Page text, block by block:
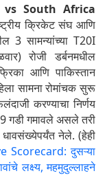
South Africa
क्रिकेट संघ आणि
3 सामन्यांच्या T20I
रोजी डर्बनमधील
आणि पाकिस्तान
सामना रोमांचक सुरू
करण्याचा निर्णय
गडी गमावले असले तरी
नेले. (हेही
Scorecard: दुसऱ्या
लक्ष्य, महमुदुल्लाहने